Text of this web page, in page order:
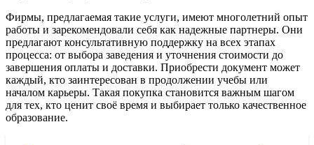
Фирмы, предлагаемая такие услуги, имеют многолетний опыт
работы и зарекомендовали себя как надежные партнеры. Они
предлагают консультативную поддержку на всех этапах
процесса: от выбора заведения и уточнения стоимости до
завершения оплаты и доставки. Приобрести документ может
каждый, кто заинтересован в продолжении учебы или
началом карьеры. Такая покупка становится важным шагом
для тех, кто ценит своё время и выбирает только качественное
образование.